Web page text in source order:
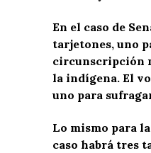
En el caso de
tarjetones, uno
circunscripción
la indígena. El
uno para
Lo mismo para
caso habrá tres